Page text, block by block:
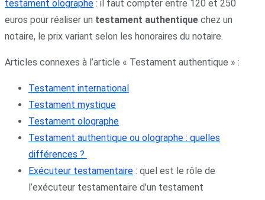
testament olographe : il faut compter entre 120 et 250
euros pour réaliser un testament authentique chez un
notaire, le prix variant selon les honoraires du notaire.
Articles connexes à l’article « Testament authentique » :
Testament international
Testament mystique
Testament olographe
Testament authentique ou olographe : quelles
différences ?
Exécuteur testamentaire : quel est le rôle de
l’exécuteur testamentaire d’un testament